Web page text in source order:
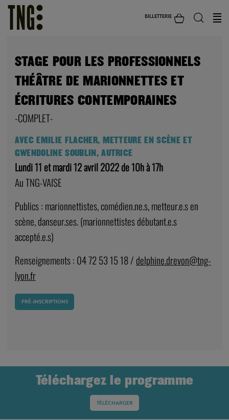
BILLETTERIE
STAGE POUR LES PROFESSIONNELS
THÉÂTRE DE MARIONNETTES ET
ÉCRITURES CONTEMPORAINES
-COMPLET-
AVEC EMILIE FLACHER, METTEURE EN SCÈNE ET
GWENDOLINE SOUBLIN, AUTRICE
Lundi 11 et mardi 12 avril 2022 de 10h à 17h
Au TNG-VAISE
Publics : marionnettistes, comédien.ne.s, metteur.e.s en
scène, danseur.ses. (marionnettistes débutant.e.s
accepté.e.s)
Renseignements : 04 72 53 15 18 / delphine.drevon@tng-
lyon.fr
PRÉ-INSCRIPTIONS
Téléchargez le programme
TÉLÉCHARGER